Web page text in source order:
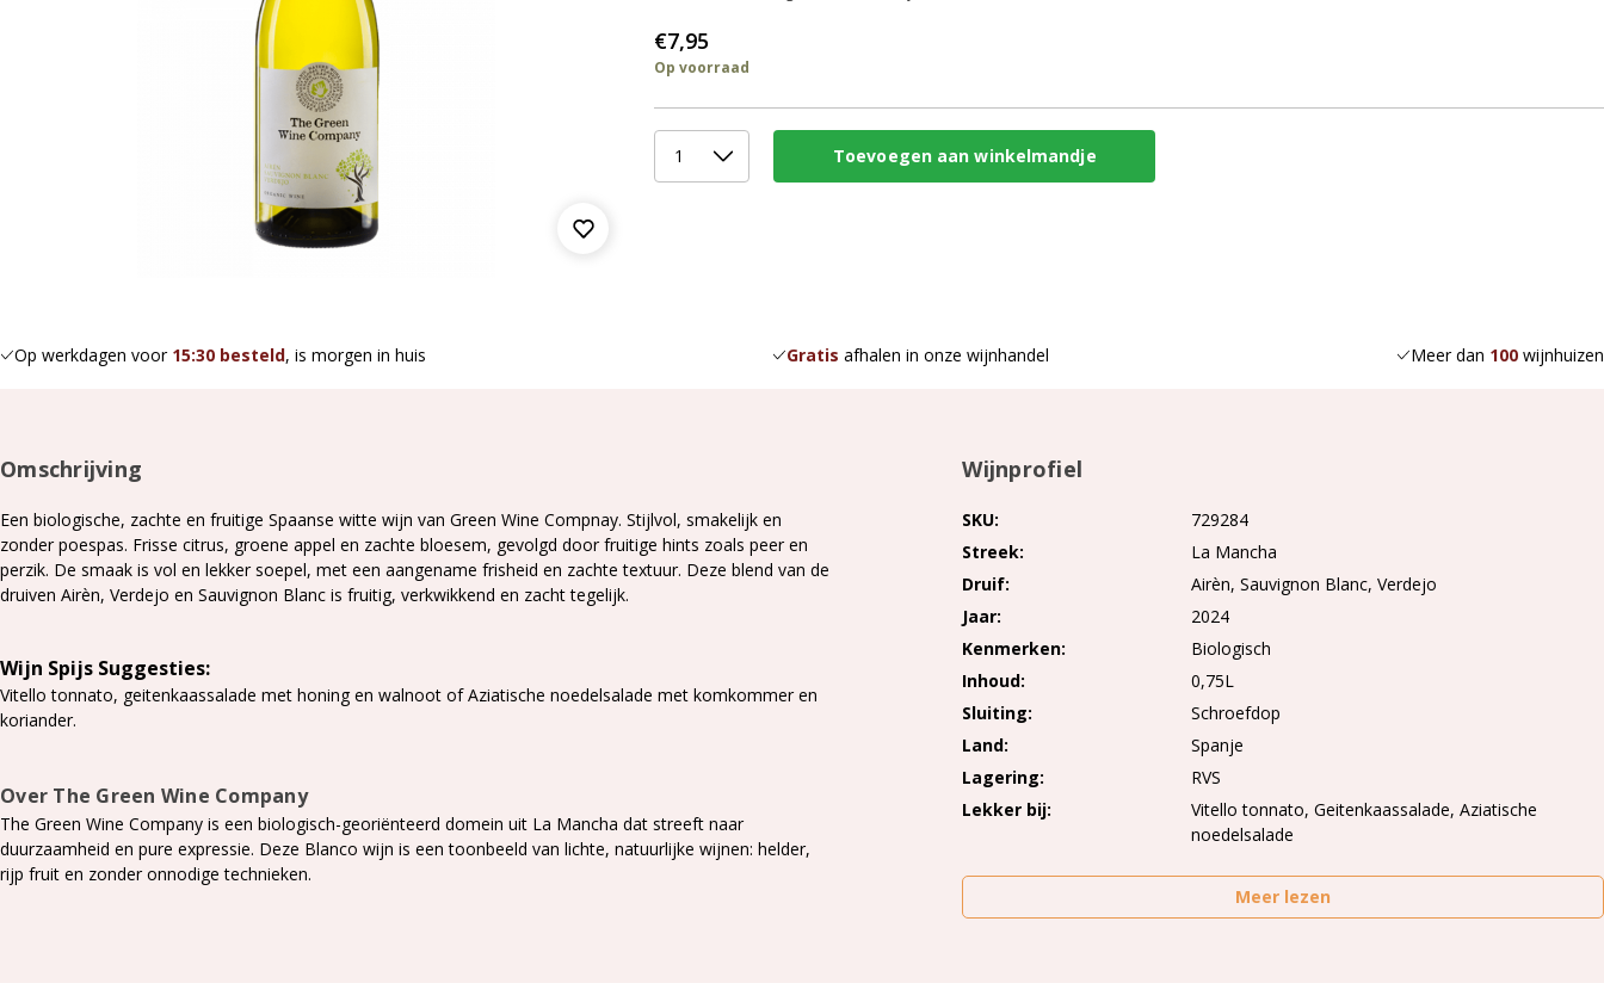
€7,95
Op voorraad
Op werkdagen voor 15:30 besteld, is morgen in huis Gratis afhalen in onze wijnhandel Meer dan 100wijnhuizen
Omschrijving
Een biologische, zachte en fruitige Spaanse witte wijn van Green Wine Compnay. Stijlvol, smakelijk en
zonder poespas. Frisse citrus, groene appel en zachte bloesem, gevolgd door fruitige hints zoals peer en
perzik. De smaak is vol en lekker soepel, met een aangename frisheid en zachte textuur. Deze blend van de
druiven Airèn, Verdejo en Sauvignon Blanc is fruitig, verkwikkend en zacht tegelijk.
Wijn Spijs Suggesties:
Vitello tonnato, geitenkaassalade met honing en walnoot of Aziatische noedelsalade met komkommer en
koriander.
Over The Green Wine Company
The Green Wine Company is een biologisch-georiënteerd domein uit La Mancha dat streeft naar
duurzaamheid en pure expressie. Deze Blanco wijn is een toonbeeld van lichte, natuurlijke wijnen: helder,
rijp fruit en zonder onnodige technieken.
Wijnprofiel
SKU
729284
Streek
La Mancha
Druif
Airèn Sauvignon Blanc Verdejo
Jaar
2024
Kenmerken
Biologisch
Inhoud
0,75L
Sluiting
Schroefdop
Land
Spanje
Lagering
RVS
Lekker bij
Vitello tonnato, Geitenkaassalade, Aziatische
noedelsalade
Meer lezen